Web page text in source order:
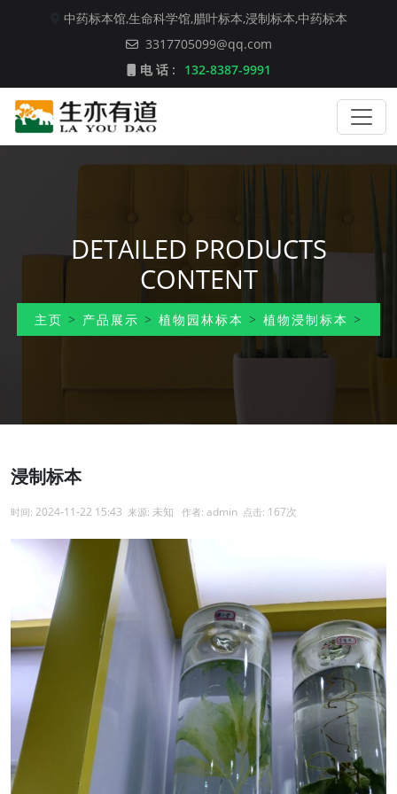
中药标本馆,生命科学馆,腊叶标本,浸制标本,中药标本
3317705099@qq.com
电 话 :
132-8387-9991
DETAILED PRODUCTS
CONTENT
主页 > 产品展示 > 植物园林标本 > 植物浸制标本 >
浸制标本
时间: 2024-11-22 15:43 来源: 未知 作者: admin 点击: 167次